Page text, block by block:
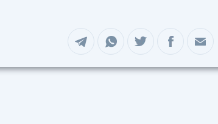
שיתוף במיילשיתוף בפייסבוק